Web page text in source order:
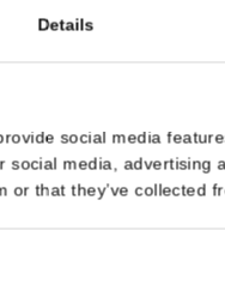
Details
to provide social media
eSIM対応であること